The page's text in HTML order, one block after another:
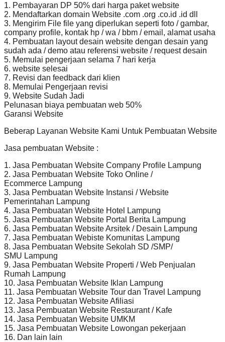
1. Pembayaran DP 50% dari harga paket website
2. Mendaftarkan domain Website .com .org .co.id .id dll
3. Mengirim File file yang diperlukan seperti foto / gambar,
company profile, kontak hp / wa / bbm / email, alamat usaha
4. Pembuatan layout desain website dengan desain yang
sudah ada / demo atau referensi website / request desain
5. Memulai pengerjaan selama 7 hari kerja
6. website selesai
7. Revisi dan feedback dari klien
8. Memulai Pengerjaan revisi
9. Website Sudah Jadi
Pelunasan biaya pembuatan web 50%
Garansi Website
Beberap Layanan Website Kami Untuk Pembuatan Website
Jasa pembuatan Website :
1. Jasa Pembuatan Website Company Profile Lampung
2. Jasa Pembuatan Website Toko Online /
Ecommerce Lampung
3. Jasa Pembuatan Website Instansi / Website
Pemerintahan Lampung
4. Jasa Pembuatan Website Hotel Lampung
5. Jasa Pembuatan Website Portal Berita Lampung
6. Jasa Pembuatan Website Arsitek / Desain Lampung
7. Jasa Pembuatan Webiste Komunitas Lampung
8. Jasa Pembuatan Website Sekolah SD /SMP/
SMU Lampung
9. Jasa Pembuatan Website Properti / Web Penjualan
Rumah Lampung
10. Jasa Pembuatan Website Iklan Lampung
11. Jasa Pembuatan Website Tour dan Travel Lampung
12. Jasa Pembuatan Website Afiliasi
13. Jasa Pembuatan Website Restaurant / Kafe
14. Jasa Pembuatan Website UMKM
15. Jasa Pembuatan Website Lowongan pekerjaan
16. Dan lain lain